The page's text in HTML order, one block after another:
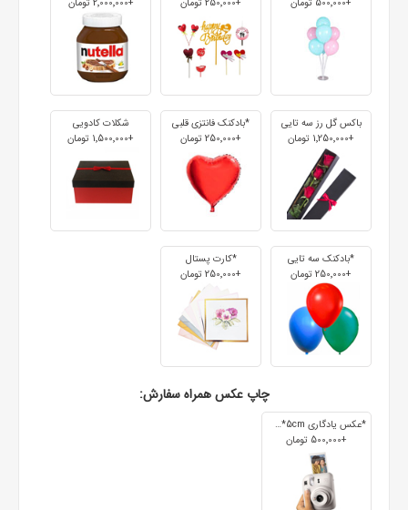
باکس گل رز سه تایی
+1٬250٬000 تومان
*بادکنک فانتزی قلبی
+250٬000 تومان
شکلات کادویی
+1٬500٬000 تومان
*بادکنک سه تایی
+250٬000 تومان
*کارت پستال
+250٬000 تومان
چاپ عکس همراه سفارش:
*عکس یادگاری 7cm*5cm
+500٬000 تومان